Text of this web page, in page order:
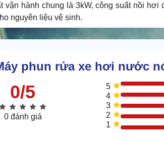
vận hành chung là 3kW, công suất nồi
nguyên liệu vệ sinh.
phun rửa xe hơi nước
0/5
0 đánh giá
5
4
3
2
1